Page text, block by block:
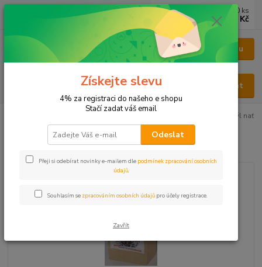
Menu
Hledat
0 ks
0 Kč
Celík zlatobýl nať
Celík zlatobýl nať
Získejte slevu
4% za registraci do našeho e shopu
Stačí zadat váš email
Odeslat
Přeji si odebírat novinky e-mailem dle podmínek zpracování osobních
údajů.
Souhlasím se zpracováním osobních údajů pro účely registrace.
Zavřít